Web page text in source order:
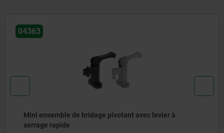
Système de bridage réglable